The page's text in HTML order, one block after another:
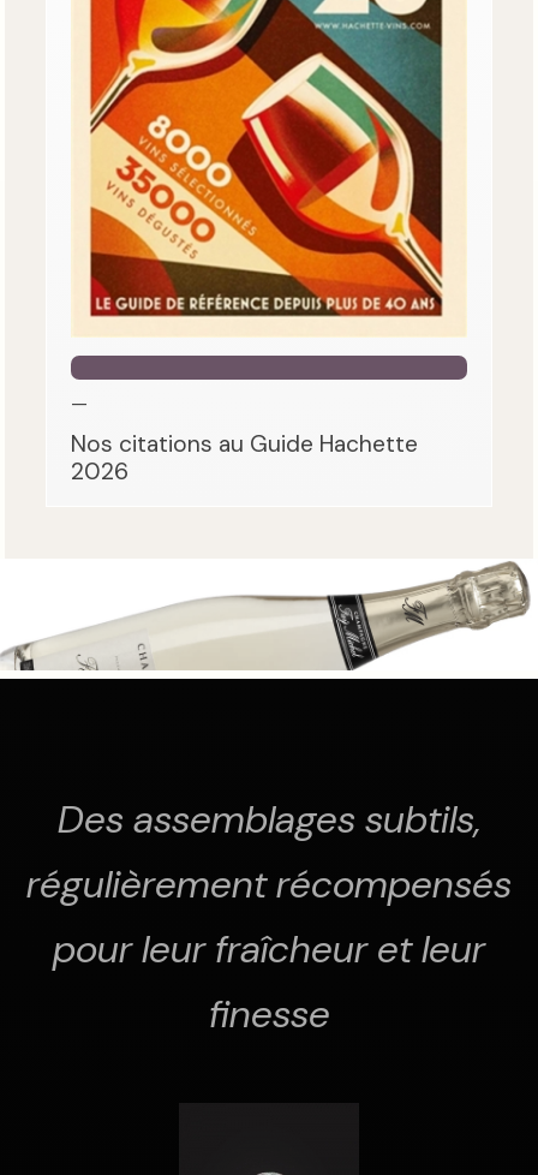
—
Nos citations au Guide Hachette
2026
Des assemblages subtils,
régulièrement récompensés
pour leur fraîcheur et leur
finesse